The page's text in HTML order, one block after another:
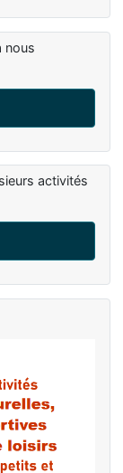
nous
activités